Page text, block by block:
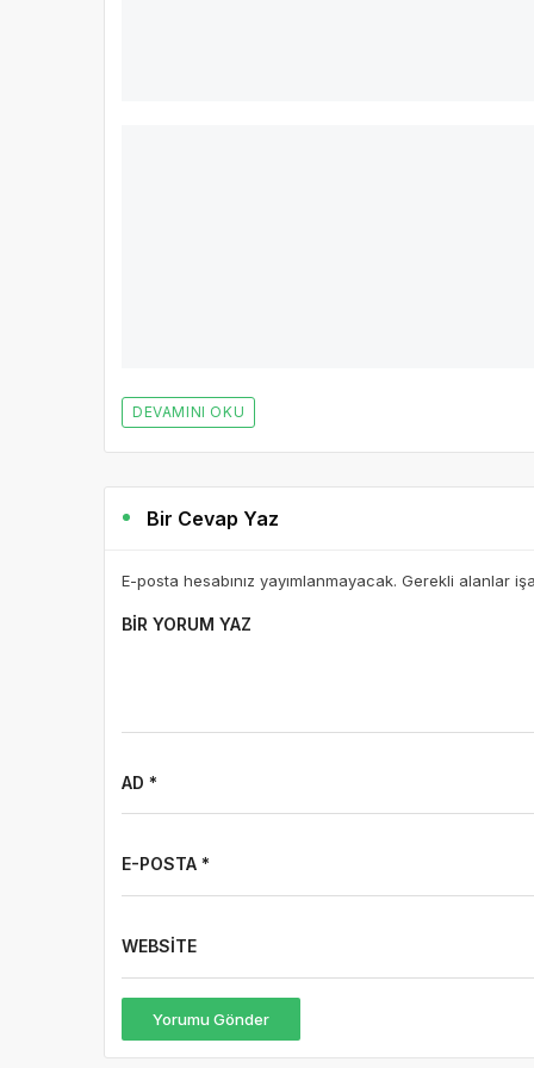
Rönesans Holding Türkmenistan’da GTG-2 için imza
Türkmenistan’da hayata geçirilen ve “Dünyanın İlk
E-posta hesabınız yayımlanmayacak. Gerekli alanlar